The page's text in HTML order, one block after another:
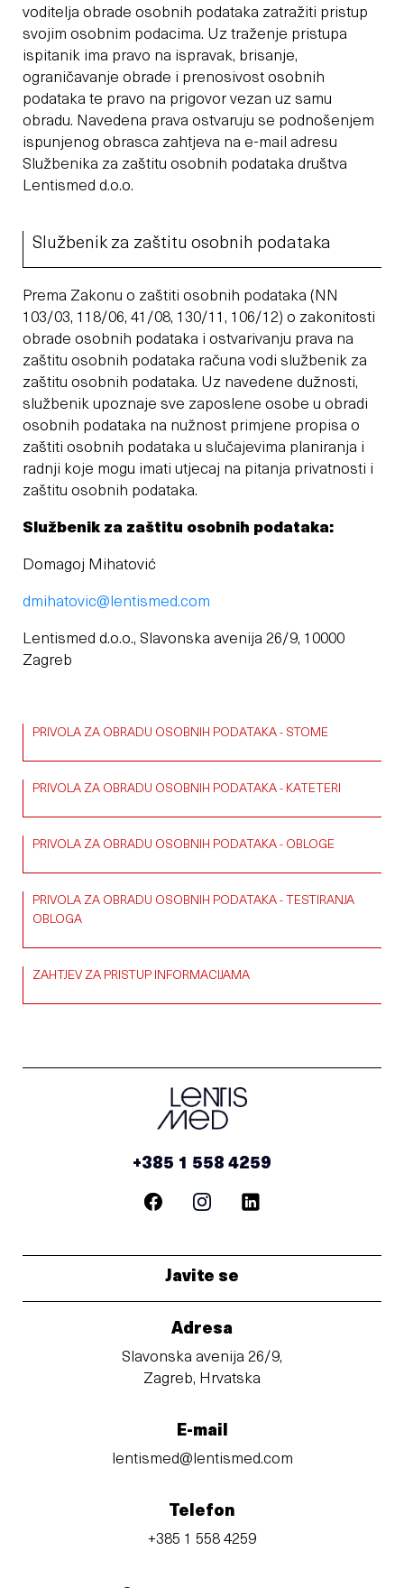
voditelja obrade osobnih podataka zatražiti pristup
svojim osobnim podacima. Uz traženje pristupa
ispitanik ima pravo na ispravak, brisanje,
ograničavanje obrade i prenosivost osobnih
podataka te pravo na prigovor vezan uz samu
obradu. Navedena prava ostvaruju se podnošenjem
ispunjenog obrasca zahtjeva na e-mail adresu
Službenika za zaštitu osobnih podataka društva
Lentismed d.o.o.
Službenik za zaštitu osobnih podataka
Prema Zakonu o zaštiti osobnih podataka (NN
103/03, 118/06, 41/08, 130/11, 106/12) o zakonitosti
obrade osobnih podataka i ostvarivanju prava na
zaštitu osobnih podataka računa vodi službenik za
zaštitu osobnih podataka. Uz navedene dužnosti,
službenik upoznaje sve zaposlene osobe u obradi
osobnih podataka na nužnost primjene propisa o
zaštiti osobnih podataka u slučajevima planiranja i
radnji koje mogu imati utjecaj na pitanja privatnosti i
zaštitu osobnih podataka.
Službenik za zaštitu osobnih podataka:
Domagoj Mihatović
dmihatovic@lentismed.com
Lentismed d.o.o., Slavonska avenija 26/9, 10000
Zagreb
PRIVOLA ZA OBRADU OSOBNIH PODATAKA - STOME
PRIVOLA ZA OBRADU OSOBNIH PODATAKA - KATETERI
PRIVOLA ZA OBRADU OSOBNIH PODATAKA - OBLOGE
PRIVOLA ZA OBRADU OSOBNIH PODATAKA - TESTIRANJA
OBLOGA
ZAHTJEV ZA PRISTUP INFORMACIJAMA
+385 1 558 4259
Javite se
Adresa
Slavonska avenija 26/9,
Zagreb, Hrvatska
E-mail
lentismed@lentismed.com
Telefon
+385 1 558 4259